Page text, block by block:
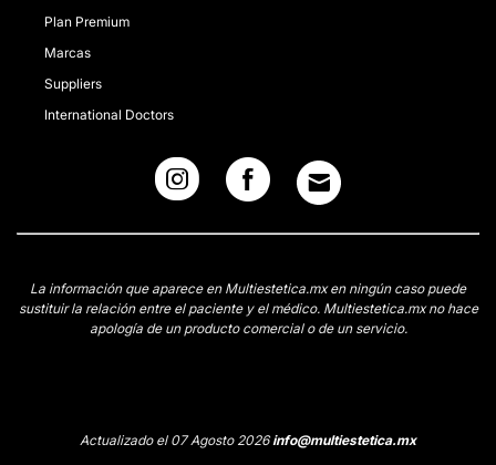
Plan Premium
Marcas
Suppliers
International Doctors
La información que aparece en Multiestetica.mx en ningún caso puede
sustituir la relación entre el paciente y el médico. Multiestetica.mx no hace
apología de un producto comercial o de un servicio.
Actualizado el 07 Agosto 2026info@multiestetica.mx